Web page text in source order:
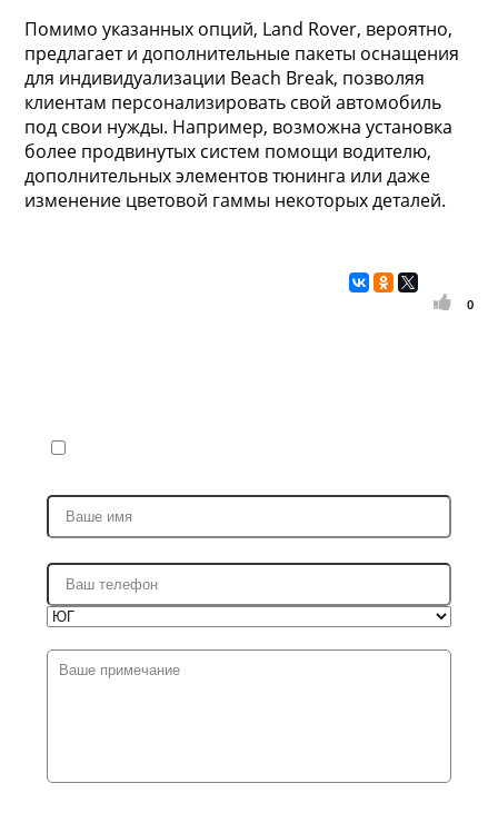
Помимо указанных опций, Land Rover, вероятно,
предлагает и дополнительные пакеты оснащения
для индивидуализации Beach Break, позволяя
клиентам персонализировать свой автомобиль
под свои нужды. Например, возможна установка
более продвинутых систем помощи водителю,
дополнительных элементов тюнинга или даже
изменение цветовой гаммы некоторых деталей.
0